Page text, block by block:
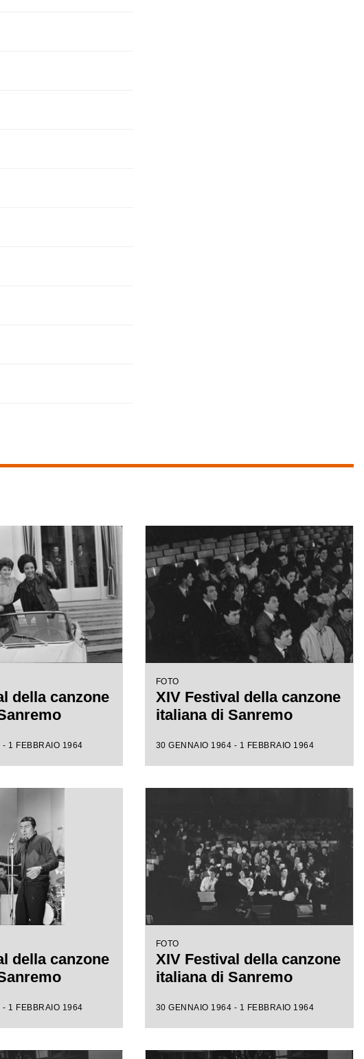
della canzone
1 FEBBRAIO 1964
FOTO
XIV Festival della canzone
italiana di Sanremo
30 GENNAIO 1964 - 1 FEBBRAIO 1964
della canzone
1 FEBBRAIO 1964
FOTO
XIV Festival della canzone
italiana di Sanremo
30 GENNAIO 1964 - 1 FEBBRAIO 1964